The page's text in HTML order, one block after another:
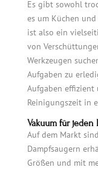
Es gibt sowohl
es um Küchen
ist also ein
von
Werkzeugen
Aufgaben zu
Aufgaben effizient
Reinigungszeit in
Vakuum für jeden
Auf dem Markt
Dampfsaugern
Größen und mit